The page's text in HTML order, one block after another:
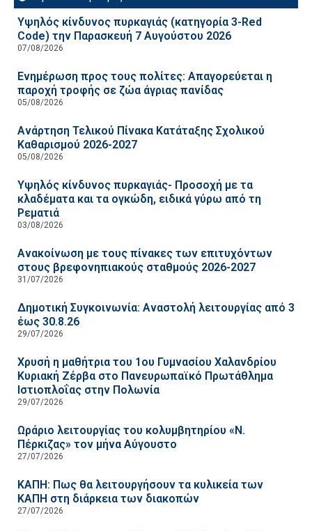
Υψηλός κίνδυνος πυρκαγιάς (κατηγορία 3-Red
Code) την Παρασκευή 7 Αυγούστου 2026
07/08/2026
Ενημέρωση προς τους πολίτες: Απαγορεύεται η
παροχή τροφής σε ζώα άγριας πανίδας
05/08/2026
Ανάρτηση Τελικού Πίνακα Κατάταξης Σχολικού
Καθαρισμού 2026-2027
05/08/2026
Υψηλός κίνδυνος πυρκαγιάς- Προσοχή με τα
κλαδέματα και τα ογκώδη, ειδικά γύρω από τη
Ρεματιά
03/08/2026
Ανακοίνωση με τους πίνακες των επιτυχόντων
στους βρεφονηπιακούς σταθμούς 2026-2027
31/07/2026
Δημοτική Συγκοινωνία: Αναστολή λειτουργίας από 3
έως 30.8.26
29/07/2026
Χρυσή η μαθήτρια του 1ου Γυμνασίου Χαλανδρίου
Κυριακή Ζέρβα στο Πανευρωπαϊκό Πρωτάθλημα
Ιστιοπλοΐας στην Πολωνία
29/07/2026
Ωράριο λειτουργίας του κολυμβητηρίου «Ν.
Πέρκιζας» τον μήνα Αύγουστο
27/07/2026
ΚΑΠΗ: Πως θα λειτουργήσουν τα κυλικεία των
ΚΑΠΗ στη διάρκεια των διακοπών
27/07/2026